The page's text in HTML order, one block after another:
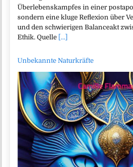
Überlebenskampfes in einer
sondern eine kluge Reflexion über
und den schwierigen Balanceakt
Ethik. Quelle [...]
Unbekannte Naturkräfte